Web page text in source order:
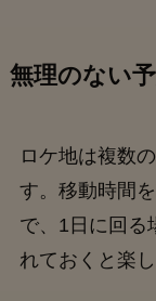
無理のない
ロケ地は複数
す。移動時間
で、1日に回る
れておくと楽